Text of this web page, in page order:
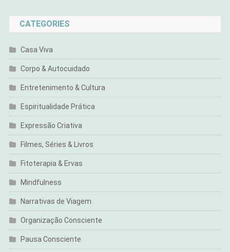
CATEGORIES
Casa Viva
Corpo & Autocuidado
Entretenimento & Cultura
Espiritualidade Prática
Expressão Criativa
Filmes, Séries & Livros
Fitoterapia & Ervas
Mindfulness
Narrativas de Viagem
Organização Consciente
Pausa Consciente